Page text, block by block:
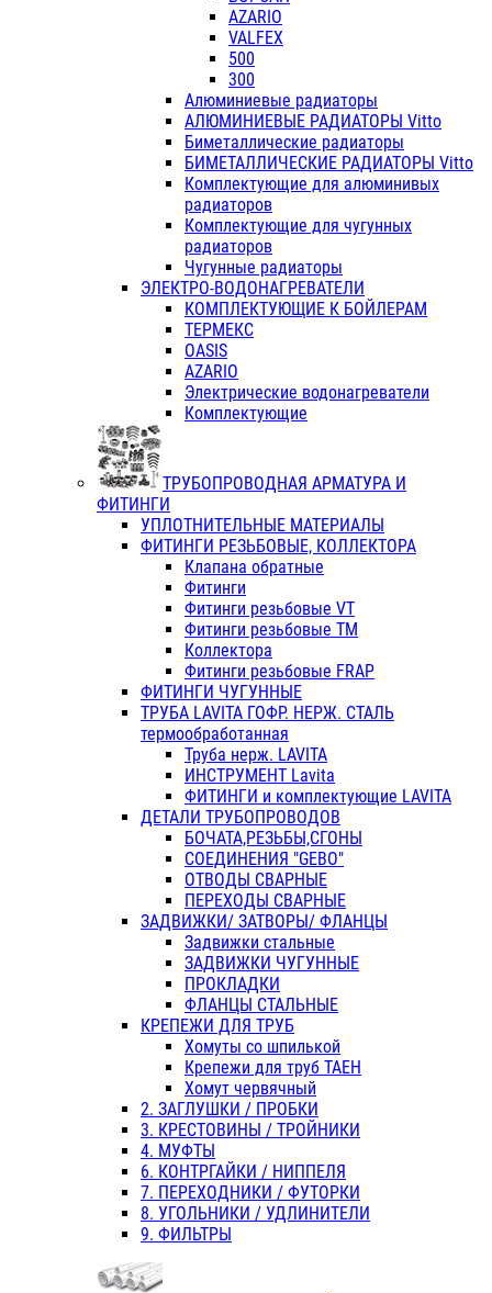
AZARIO
VALFEX
500
300
Алюминиевые радиаторы
АЛЮМИНИЕВЫЕ РАДИАТОРЫ Vitto
Биметаллические радиаторы
БИМЕТАЛЛИЧЕСКИЕ РАДИАТОРЫ Vitto
Комплектующие для алюминивых
радиаторов
Комплектующие для чугунных
радиаторов
Чугунные радиаторы
ЭЛЕКТРО-ВОДОНАГРЕВАТЕЛИ
КОМПЛЕКТУЮЩИЕ К БОЙЛЕРАМ
ТЕРМЕКС
OASIS
AZARIO
Электрические водонагреватели
Комплектующие
ТРУБОПРОВОДНАЯ АРМАТУРА И
ФИТИНГИ
УПЛОТНИТЕЛЬНЫЕ МАТЕРИАЛЫ
ФИТИНГИ РЕЗЬБОВЫЕ, КОЛЛЕКТОРА
Клапана обратные
Фитинги
Фитинги резьбовые VT
Фитинги резьбовые ТМ
Коллектора
Фитинги резьбовые FRAP
ФИТИНГИ ЧУГУННЫЕ
ТРУБА LAVITA ГОФР. НЕРЖ. СТАЛЬ
термообработанная
Труба нерж. LAVITA
ИНСТРУМЕНТ Lavita
ФИТИНГИ и комплектующие LAVITA
ДЕТАЛИ ТРУБОПРОВОДОВ
БОЧАТА,РЕЗЬБЫ,СГОНЫ
СОЕДИНЕНИЯ "GEBO"
ОТВОДЫ СВАРНЫЕ
ПЕРЕХОДЫ СВАРНЫЕ
ЗАДВИЖКИ/ ЗАТВОРЫ/ ФЛАНЦЫ
Задвижки стальные
ЗАДВИЖКИ ЧУГУННЫЕ
ПРОКЛАДКИ
ФЛАНЦЫ СТАЛЬНЫЕ
КРЕПЕЖИ ДЛЯ ТРУБ
Хомуты со шпилькой
Крепежи для труб ТАЕН
Хомут червячный
2. ЗАГЛУШКИ / ПРОБКИ
3. КРЕСТОВИНЫ / ТРОЙНИКИ
4. МУФТЫ
6. КОНТРГАЙКИ / НИППЕЛЯ
7. ПЕРЕХОДНИКИ / ФУТОРКИ
8. УГОЛЬНИКИ / УДЛИНИТЕЛИ
9. ФИЛЬТРЫ